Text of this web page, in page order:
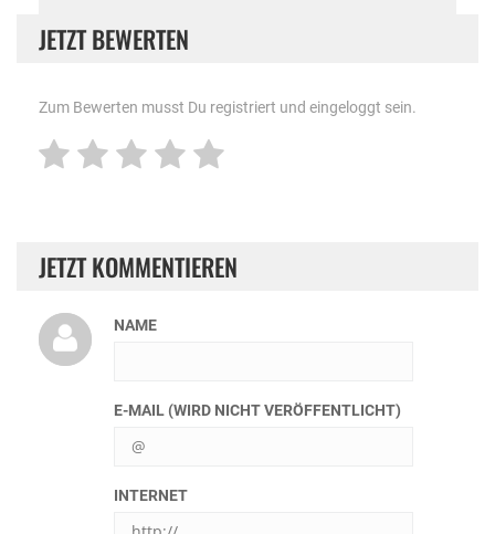
JETZT BEWERTEN
Zum Bewerten musst Du registriert und eingeloggt sein.
JETZT KOMMENTIEREN
NAME
E-MAIL (WIRD NICHT VERÖFFENTLICHT)
INTERNET